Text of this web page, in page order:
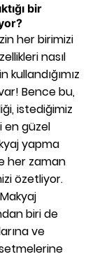
bir
her birimizi
nasıl
Bence bu,
istediğimiz
en güzel
yapma
her zaman
özetliyor.
biri de
ve